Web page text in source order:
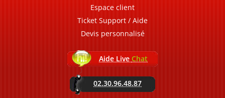
Espace client
Ticket Support / Aide
Devis personnalisé
Aide Live Chat
02.30.96.48.87